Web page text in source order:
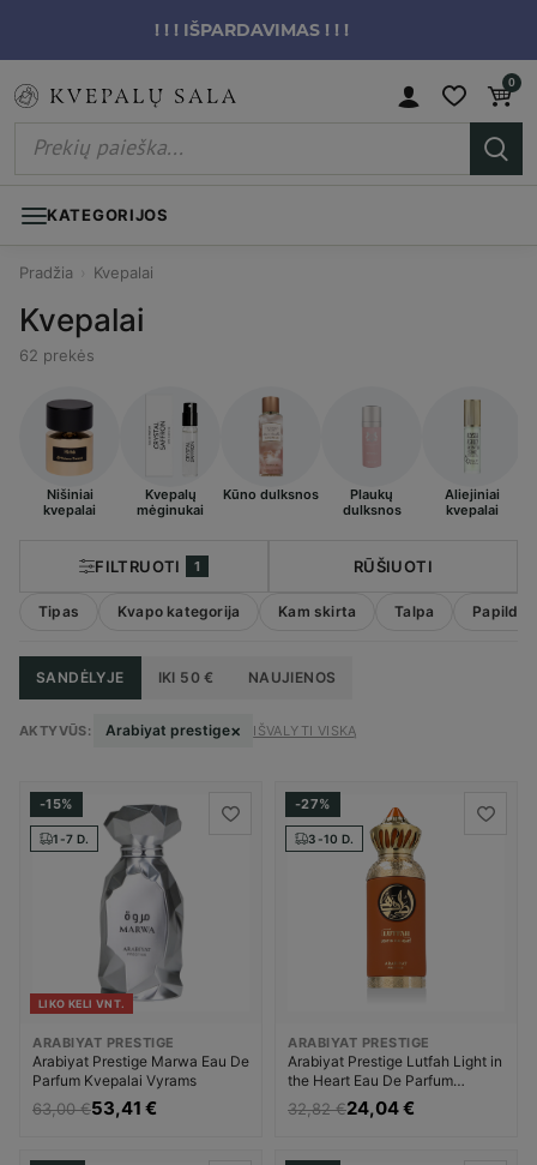
! ! ! IŠPARDAVIMAS ! ! !
0
KATEGORIJOS
Pradžia Kvepalai
Kvepalai
62 prekės
Nišiniai
kvepalai
Kvepalų
mėginukai
Kūno dulksnos
Plaukų
dulksnos
Aliejiniai
kvepalai
FILTRUOTI 1
Tipas Kvapo kategorija Kam skirta Talpa
RŪŠIUOTI
SANDĖLYJE IKI 50 € NAUJIENOS
AKTYVŪS: Arabiyat prestige× IŠVALYTI VISKĄ
-15%
1-7 D.
LIKO KELI VNT.
ARABIYAT PRESTIGE
Arabiyat Prestige Marwa Eau De
Parfum Kvepalai Vyrams
63,00 €53,41 €
-27%
3-10 D.
ARABIYAT PRESTIGE
Arabiyat Prestige Lutfah Light in
the Heart Eau De Parfum
Kvepalai Vyrams
32,82 €24,04 €